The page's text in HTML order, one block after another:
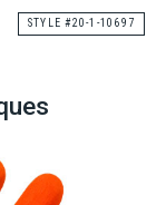
STYLE #20-1-10697